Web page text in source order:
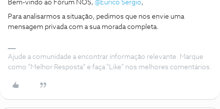
Bem-vindo ao Fórum NOS, @Eurico Sergio,
Para analisarmos a situação, pedimos que nos envie uma
mensagem privada com a sua morada completa.
Ajude a comunidade a encontrar informação relevante. Marque
como "Melhor Resposta" e faça "Like" nos melhores comentários.